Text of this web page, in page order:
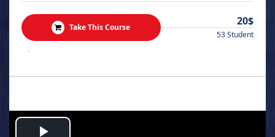
Take This Course 20$
53 Student
.